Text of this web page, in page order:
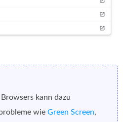
kann dazu
wieGreen Screen,